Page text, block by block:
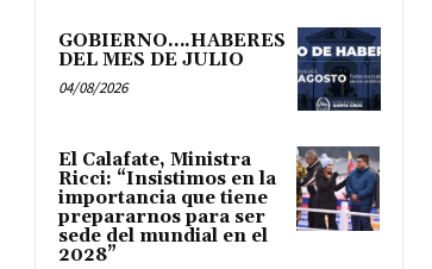
GOBIERNO….HABERES
DEL MES DE JULIO
04/08/2026
El Calafate, Ministra
Ricci: “Insistimos en la
importancia que tiene
prepararnos para ser
sede del mundial en el
2028”